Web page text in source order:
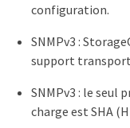
configuration.
SNMPv3 :
support transport
SNMPv3 : le
charge est SHA